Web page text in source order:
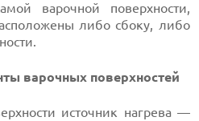
варочной поверхности,
либо сбоку, либо
варочных поверхностей
источник нагрева —